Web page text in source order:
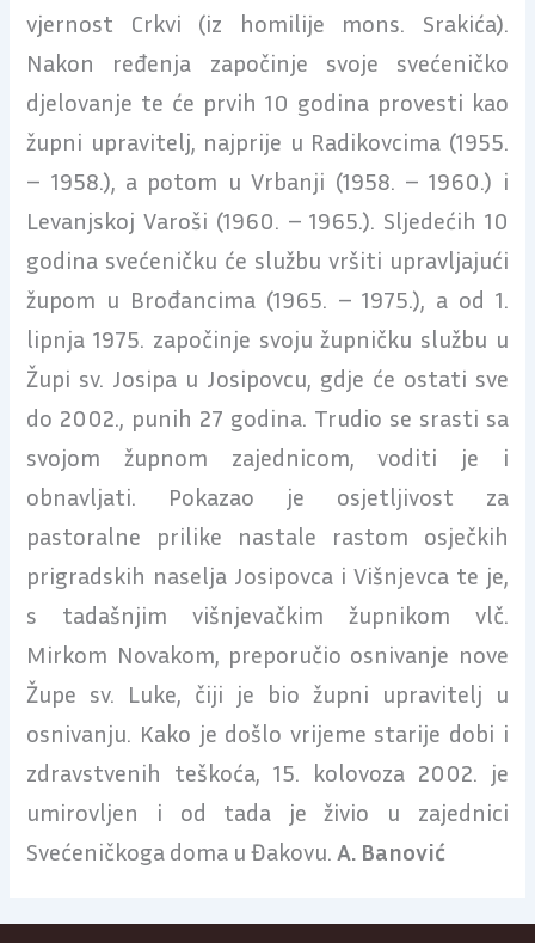
vjernost Crkvi (iz homilije mons. Srakića).
Nakon ređenja započinje svoje svećeničko
djelovanje te će prvih 10 godina provesti kao
župni upravitelj, najprije u Radikovcima (1955.
– 1958.), a potom u Vrbanji (1958. – 1960.) i
Levanjskoj Varoši (1960. – 1965.). Sljedećih 10
godina svećeničku će službu vršiti upravljajući
župom u Brođancima (1965. – 1975.), a od 1.
lipnja 1975. započinje svoju župničku službu u
Župi sv. Josipa u Josipovcu, gdje će ostati sve
do 2002., punih 27 godina. Trudio se srasti sa
svojom župnom zajednicom, voditi je i
obnavljati. Pokazao je osjetljivost za
pastoralne prilike nastale rastom osječkih
prigradskih naselja Josipovca i Višnjevca te je,
s tadašnjim višnjevačkim župnikom vlč.
Mirkom Novakom, preporučio osnivanje nove
Župe sv. Luke, čiji je bio župni upravitelj u
osnivanju. Kako je došlo vrijeme starije dobi i
zdravstvenih teškoća, 15. kolovoza 2002. je
umirovljen i od tada je živio u zajednici
Svećeničkoga doma u Đakovu. A. Banović